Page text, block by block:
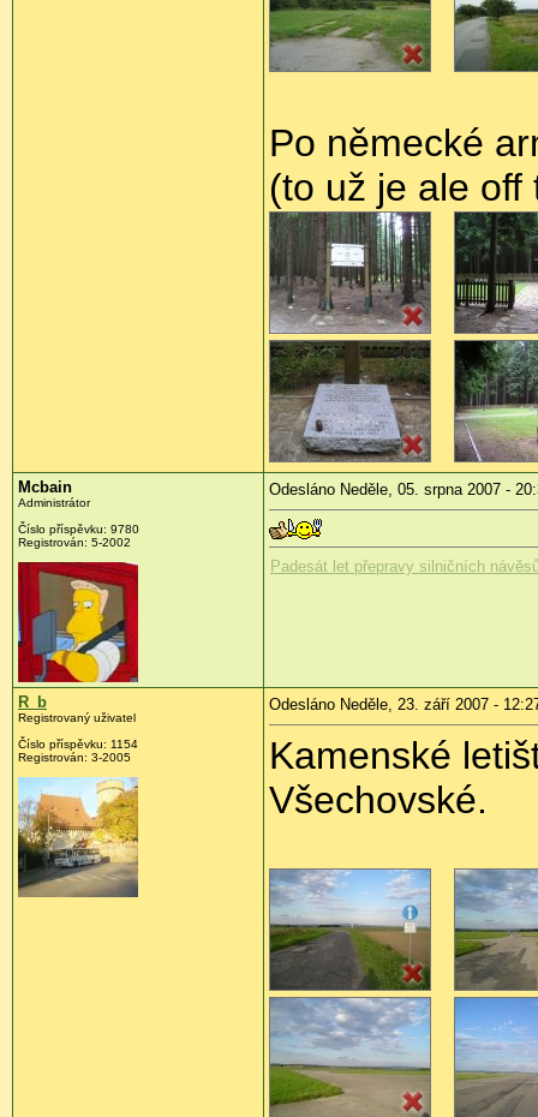
Po německé
(to už je ale off
Mcbain
Administrátor
Číslo příspěvku: 9780
Registrován: 5-2002
Odesláno Neděle, 05. srpna 2007 -
Padesát let přepravy silničních
R_b
Registrovaný uživatel
Číslo příspěvku: 1154
Registrován: 3-2005
Odesláno Neděle, 23. září 2007 -
Kamenské
Všechovské.